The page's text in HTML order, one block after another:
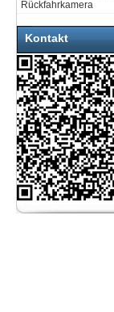
Rückfahrkamera
Kontakt